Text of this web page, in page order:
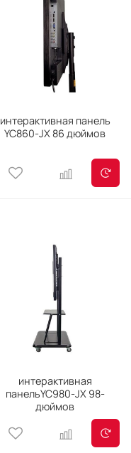
интерактивная панель
YC860-JX 86 дюймов
интерактивная
панельYC980-JX 98-
дюймов